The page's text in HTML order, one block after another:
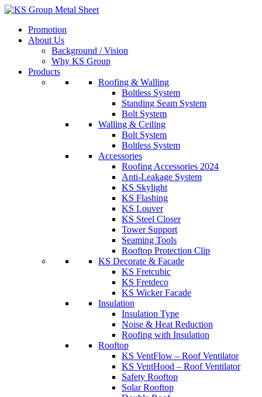
Skip
contentPromotion
About Us
Background / Vision
Why KS Group
Products
Roofing & Walling
Boltless System
Standing Seam System
Bolt System
Walling & Ceiling
Bolt System
Boltless System
Accessories
Roofing Accessories 2024
Anti-Leakage System
KS Skylight
KS Flashing
KS Louver
KS Steel Closer
Tower Support
Seaming Tools
Rooftop Protection Clip
KS Decorate & Facade
KS Fretcubic
KS Fretdeco
KS Wicker Facade
Insulation
Insulation Type
Noise & Heat Reduction
Roofing with Insulation
Rooftop
KS VentFlow – Roof Ventilator
KS VentHood – Roof Ventilator
Safety Rooftop
Solar Rooftop